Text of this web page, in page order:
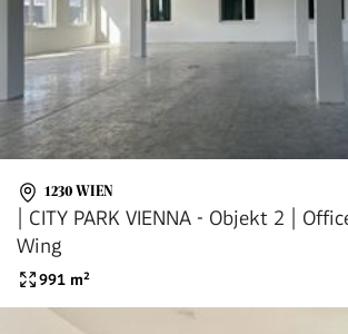
1230 WIEN
| CITY PARK VIENNA - Objekt 2 |
Wing
991 m²